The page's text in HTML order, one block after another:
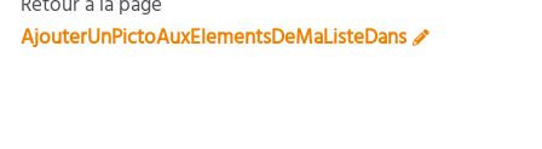
AjouterUnPictoAuxElementsDeMaListeDans